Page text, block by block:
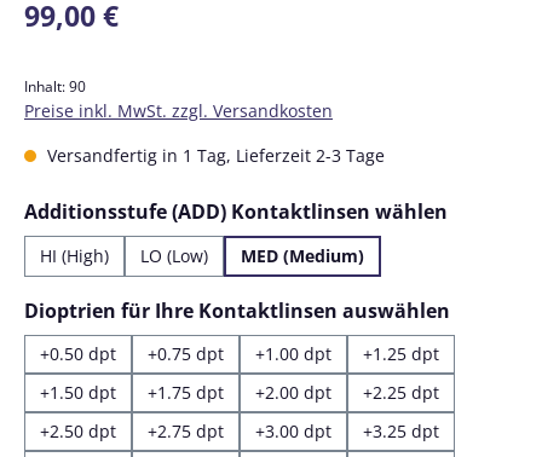
Regulärer Preis:
99,00 €
Inhalt:90
Preise inkl. MwSt. zzgl. Versandkosten
Versandfertig in 1 Tag, Lieferzeit 2-3 Tage
Additionsstufe (ADD) Kontaktlinsen wählen
HI (High) LO (Low) MED (Medium)
Dioptrien für Ihre Kontaktlinsen auswählen
+0.50 dpt +0.75 dpt +1.00 dpt
+1.25 dpt
+1.50 dpt
+1.75 dpt +2.00 dpt
+2.25 dpt
+2.50 dpt
+2.75 dpt +3.00 dpt
+3.25 dpt